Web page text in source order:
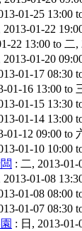
01-25 13:00
2013-01-22
22 13:00 to 二,
2013-01-20
01-17 08:30
01-16 13:00 to
01-15 13:30
01-14 13:00
01-12 09:00 to
01-10 10:00
: 二, 2013-01-
2013-01-08
01-08 08:00
01-07 08:30
: 日, 2013-01-